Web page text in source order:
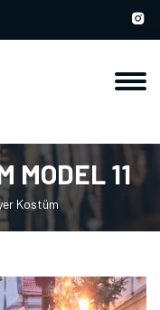
MODEL 11
Kostüm